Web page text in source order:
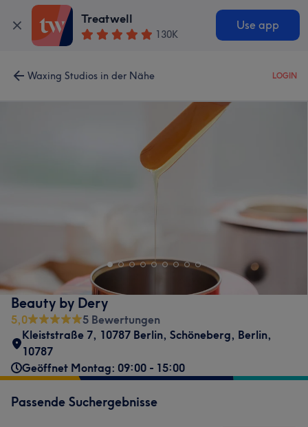
Treatwell
130K
Use app
Waxing Studios in der Nähe LOGIN
Beauty by Dery
5,0
5 Bewertungen
Kleiststraße 7, 10787 Berlin, Schöneberg, Berlin,
10787
Geöffnet Montag: 09:00 - 15:00
Passende Suchergebnisse